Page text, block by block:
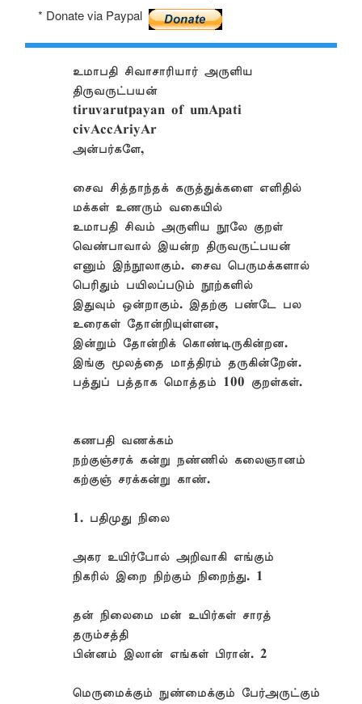
* Donate via Paypal
உமாபதி சிவாசாரியார் அருளிய
திருவருட்பயன்
tiruvarutpayan of umApati
civAccAriyAr
அன்பர்களே,
சைவ சித்தாந்தக் கருத்துக்களை எளிதில்
மக்கள் உணரும் வகையில்
உமாபதி சிவம் அருளிய நூலே குறள்
வெண்பாவால் இயன்ற திருவருட்பயன்
எனும் இந்நூலாகும். சைவ பெருமக்களால்
பெரிதும் பயிலப்படும் நூற்களில்
இதுவும் ஒன்றாகும். இதற்கு பண்டே பல
உரைகள் தோன்றியுள்ளன,
இன்றும் தோன்றிக் கொண்டிருகின்றன.
இங்கு மூலத்தை மாத்திரம் தருகின்றேன்.
பத்துப் பத்தாக மொத்தம் 100 குறள்கள்.
கணபதி வணக்கம்
நற்குஞ்சரக் கன்று நண்ணில் கலைஞானம்
கற்குஞ் சரக்கன்று காண்.
1. பதிமுது நிலை
அகர உயிர்போல் அறிவாகி எங்கும்
நிகரில் இறை நிற்கும் நிறைந்து. 1
தன் நிலைமை மன் உயிர்கள் சாரத்
தரும்சத்தி
பின்னம் இலான் எங்கள் பிரான். 2
மெருமைக்கும் நுண்மைக்கும் பேர்அருட்கும்